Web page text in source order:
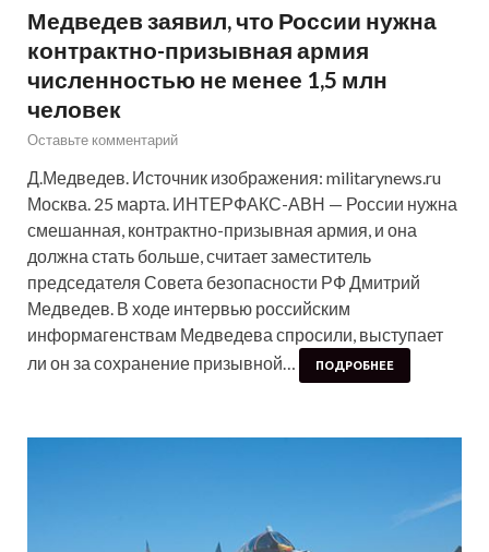
Медведев заявил, что России нужна
контрактно-призывная армия
численностью не менее 1,5 млн
человек
Оставьте комментарий
Д.Медведев. Источник изображения: militarynews.ru
Москва. 25 марта. ИНТЕРФАКС-АВН — России нужна
смешанная, контрактно-призывная армия, и она
должна стать больше, считает заместитель
председателя Совета безопасности РФ Дмитрий
Медведев. В ходе интервью российским
информагенствам Медведева спросили, выступает
ли он за сохранение призывной…
ПОДРОБНЕЕ